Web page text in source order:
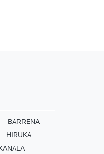
BARRENA
HIRUKA